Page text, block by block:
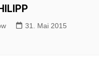
31. Mai 2015